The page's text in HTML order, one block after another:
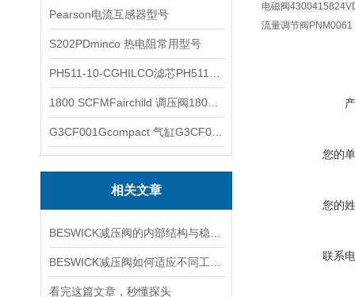
Pearson电流互感器型号
S202PDminco 热电阻常用型号
相关文章
看完这篇文章，秒懂探头
电磁阀
流量调节阀
您的
您的
联系